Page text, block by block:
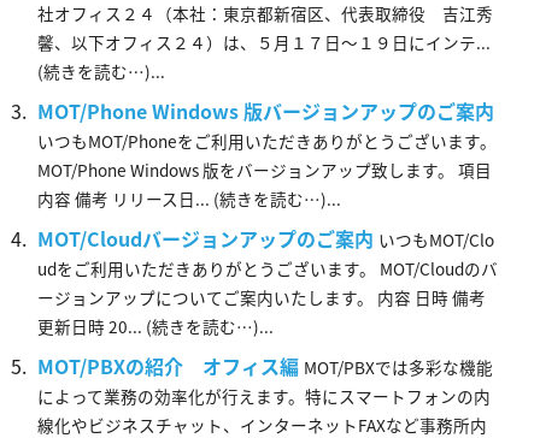
社オフィス２４（本社：東京都新宿区、代表取締役 吉江秀
馨、以下オフィス２４）は、５月１７日～１９日にインテ...
(続きを読む…)...
MOT/Phone Windows 版バージョンアップのご案内
いつもMOT/Phoneをご利用いただきありがとうございます。
MOT/Phone Windows 版をバージョンアップ致します。 項目
内容 備考 リリース日... (続きを読む…)...
MOT/Cloudバージョンアップのご案内 いつもMOT/Clo
udをご利用いただきありがとうございます。 MOT/Cloudのバ
ージョンアップについてご案内いたします。 内容 日時 備考
更新日時 20... (続きを読む…)...
MOT/PBXの紹介 オフィス編 MOT/PBXでは多彩な機能
によって業務の効率化が行えます。特にスマートフォンの内
線化やビジネスチャット、インターネットFAXなど事務所内